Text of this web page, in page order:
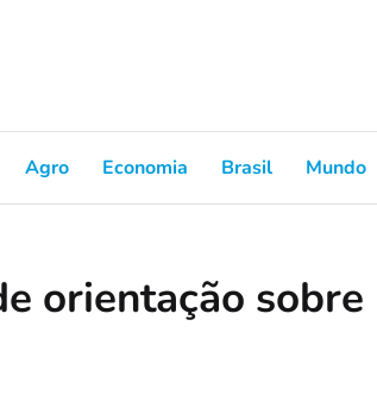
Agro Economia Brasil Mundo
orientação sobre